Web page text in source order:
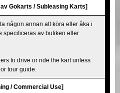
Gokarts / Subleasing Karts]
någon annan att köra eller åka i
specificeras av butiken eller
to drive or ride the kart unless
tour guide.
/ Commercial Use]